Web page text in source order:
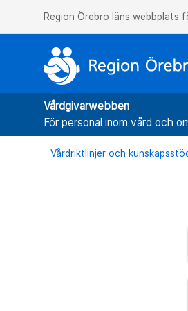
Region Örebro läns webbplats
Vårdgivarwebben
För personal inom vård och
Vårdriktlinjer och